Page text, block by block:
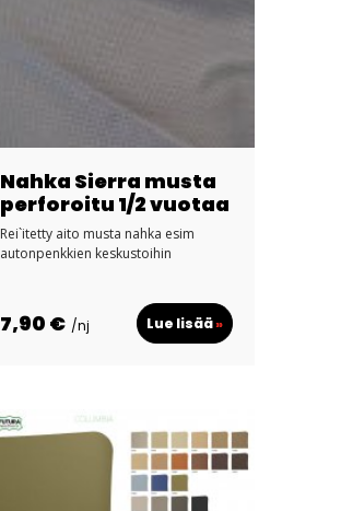
Nahka Sierra musta
perforoitu 1/2 vuotaa
Rei`itetty aito musta nahka esim
autonpenkkien keskustoihin
7,90 € /nj Lue lisää»